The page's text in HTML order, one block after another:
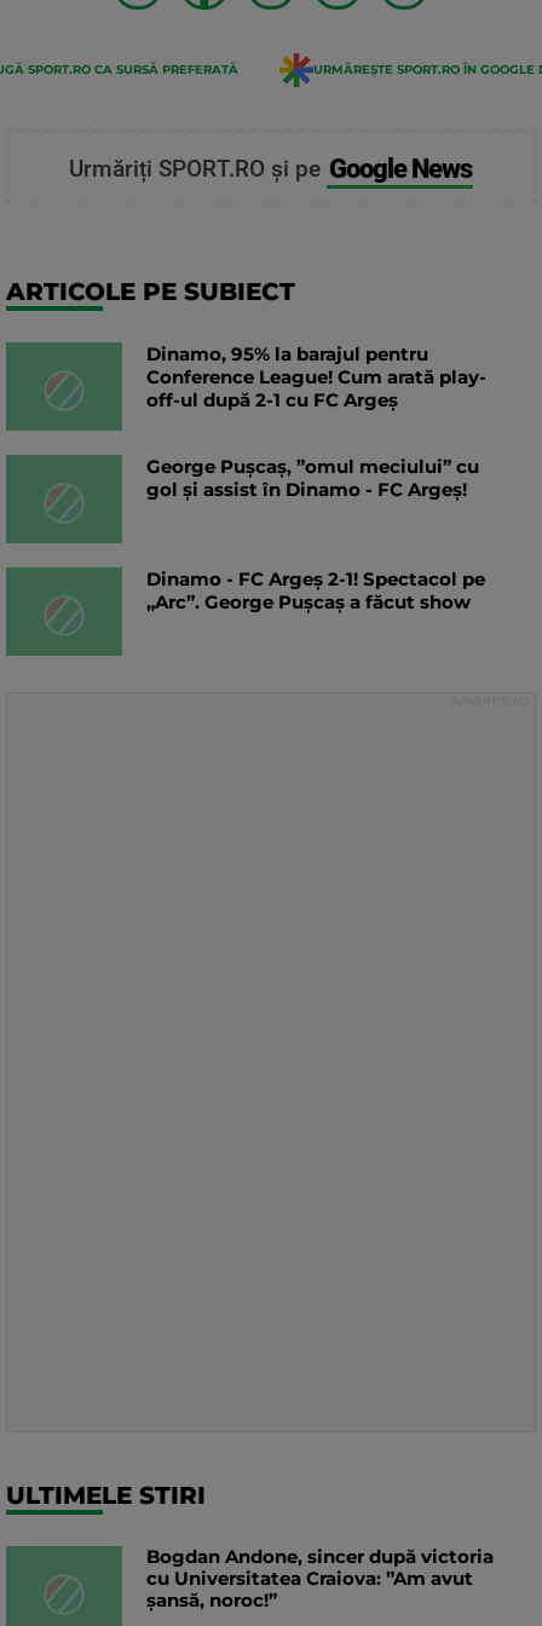
SPORT.RO CA SURSĂ PREFERATĂ URMĂREȘTE SPORT.RO ÎN GOOGLE
Urmăriți SPORT.RO și pe Google News
ARTICOLE PE SUBIECT
Dinamo, 95% la barajul pentru
Conference League! Cum arată play-
off-ul după 2-1 cu FC Argeș
George Pușcaș, ”omul meciului” cu
gol și assist în Dinamo - FC Argeș!
Dinamo - FC Argeș 2-1! Spectacol pe
„Arc”. George Pușcaș a făcut show
ULTIMELE STIRI
Bogdan Andone, sincer după victoria
cu Universitatea Craiova: ”Am avut
șansă, noroc!”